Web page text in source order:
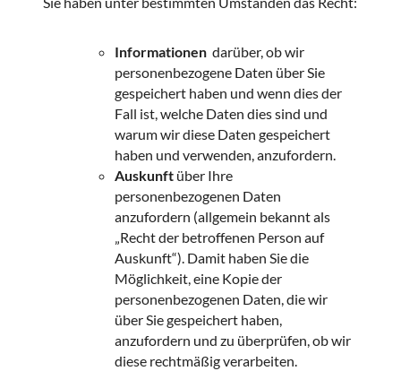
Informationen darüber, ob wir
personenbezogene Daten über Sie
gespeichert haben und wenn dies der
Fall ist, welche Daten dies sind und
warum wir diese Daten gespeichert
haben und verwenden, anzufordern.
Auskunft über Ihre
personenbezogenen Daten
anzufordern (allgemein bekannt als
„Recht der betroffenen Person auf
Auskunft“). Damit haben Sie die
Möglichkeit, eine Kopie der
personenbezogenen Daten, die wir
über Sie gespeichert haben,
anzufordern und zu überprüfen, ob wir
diese rechtmäßig verarbeiten.